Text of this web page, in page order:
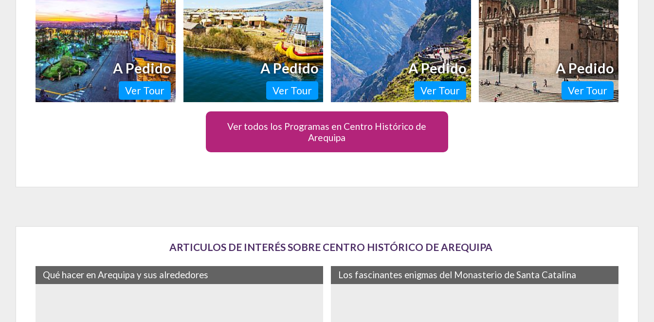
imperdibles de Perú. Por sólo mencionar
algunas, conocerás…
Ver Tour
A Pedido
tranquila. Este circuito completo te
llevará a conocer Lima,…
Ver Tour
A Pedido
de las ciudades más hermosas del Perú.
Este recorrido…
Ver Tour
A Pedido
Arequipa, el Cañón del Colca, el lago
Titicaca, Cusco,…
Ver Tour
A Pedido
Ver todos los Programas en Centro Histórico de
Arequipa
ARTICULOS DE INTERÉS SOBRE CENTRO HISTÓRICO DE AREQUIPA
Qué hacer en Arequipa y sus alrededores Los fascinantes enigmas del Monasterio de Santa Catalina